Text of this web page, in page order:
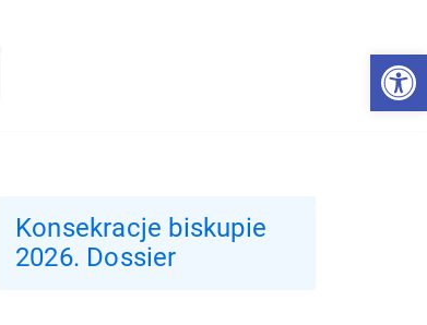
Konsekracje biskupie
2026. Dossier